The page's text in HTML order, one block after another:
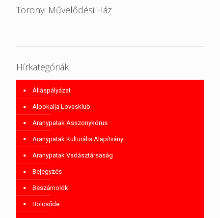
Toronyi Művelődési Ház
Hírkategóriák
Álláspályázat
Alpokalja Lovasklub
Aranypatak Asszonykórus
Aranypatak Kulturális Alapítvány
Aranypatak Vadásztársaság
Bejegyzés
Beszámolók
Bölcsőde